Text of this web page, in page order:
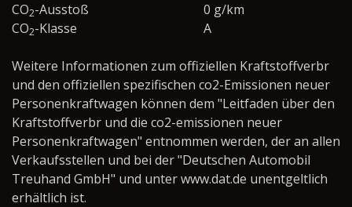
CO2-Ausstoß
0 g/km
CO2-Klasse A
Weitere Informationen zum offiziellen Kraftstoffverbr
und den offiziellen spezifischen co2-Emissionen neuer
Personenkraftwagen können dem "Leitfaden über den
Kraftstoffverbr und die co2-emissionen neuer
Personenkraftwagen" entnommen werden, der an allen
Verkaufsstellen und bei der "Deutschen Automobil
Treuhand GmbH" und unter www.dat.de unentgeltlich
erhältlich ist.